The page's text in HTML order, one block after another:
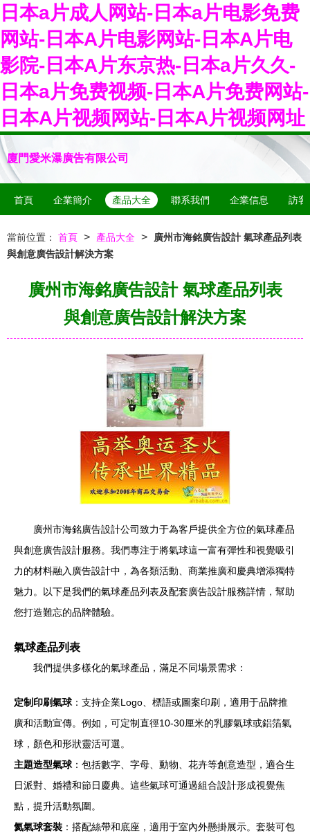
日本a片成人网站-日本a片电影免费
网站-日本A片电影网站-日本A片电
影院-日本A片东京热-日本a片久久-
日本a片免费视频-日本A片免费网站-
日本A片视频网站-日本A片视频网址
廈門愛米瀑廣告有限公司
首頁 企業簡介 產品大全 聯系我們 企業信息 訪客
當前位置： 首頁 > 產品大全 >
廣州市海銘廣告設計 氣球產品列表
與創意廣告設計解決方案
廣州市海銘廣告設計 氣球產品列表
與創意廣告設計解決方案
廣州市海銘廣告設計公司致力于為客戶提供全方位的氣球產品
與創意廣告設計服務。我們專注于將氣球這一富有彈性和視覺吸引
力的材料融入廣告設計中，為各類活動、商業推廣和慶典增添獨特
魅力。以下是我們的氣球產品列表及配套廣告設計服務詳情，幫助
您打造難忘的品牌體驗。
氣球產品列表
我們提供多樣化的氣球產品，滿足不同場景需求：
定制印刷氣球 ：支持企業Logo、標語或圖案印刷，適用于品牌推
廣和活動宣傳。例如，可定制直徑10-30厘米的乳膠氣球或鋁箔氣
球，顏色和形狀靈活可選。
主題造型氣球 ：包括數字、字母、動物、花卉等創意造型，適合生
日派對、婚禮和節日慶典。這些氣球可通過組合設計形成視覺焦
點，提升活動氛圍。
氦氣球套裝 ：搭配絲帶和底座，適用于室內外懸掛展示。套裝可包